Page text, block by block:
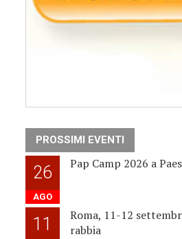
PROSSIMI EVENTI
26
AGO
Pap Camp 2026 a
11
Roma, 11-12
rabbia